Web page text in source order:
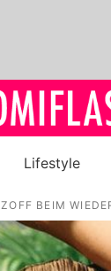
Royals
Stars
Lifestyle
ZOFF BEIM